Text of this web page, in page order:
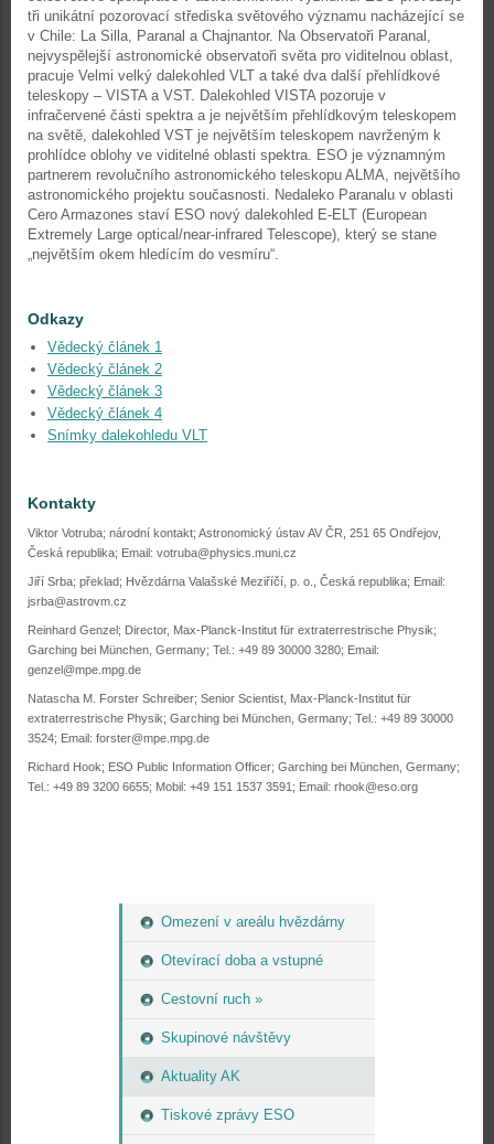
Omezení v areálu hvězdárny
Otevírací doba a vstupné
Cestovní ruch »
Skupinové návštěvy
Aktuality AK
Tiskové zprávy ESO
tři unikátní pozorovací střediska světového významu nacházející se
v Chile: La Silla, Paranal a Chajnantor. Na Observatoři Paranal,
nejvyspělejší astronomické observatoři světa pro viditelnou oblast,
pracuje Velmi velký dalekohled VLT a také dva další přehlídkové
teleskopy – VISTA a VST. Dalekohled VISTA pozoruje v
infračervené části spektra a je největším přehlídkovým teleskopem
na světě, dalekohled VST je největším teleskopem navrženým k
prohlídce oblohy ve viditelné oblasti spektra. ESO je významným
partnerem revolučního astronomického teleskopu ALMA, největšího
astronomického projektu současnosti. Nedaleko Paranalu v oblasti
Cero Armazones staví ESO nový dalekohled E-ELT (European
Extremely Large optical/near-infrared Telescope), který se stane
„největším okem hledícím do vesmíru“.
Odkazy
Vědecký článek 1
Vědecký článek 2
Vědecký článek 3
Vědecký článek 4
Snímky dalekohledu VLT
Kontakty
Viktor Votruba; národní kontakt; Astronomický ústav AV ČR, 251 65 Ondřejov,
Česká republika; Email: votruba@physics.muni.cz
Jiří Srba; překlad; Hvězdárna Valašské Meziříčí, p. o., Česká republika; Email:
jsrba@astrovm.cz
Reinhard Genzel; Director, Max-Planck-Institut für extraterrestrische Physik;
Garching bei München, Germany; Tel.: +49 89 30000 3280; Email:
genzel@mpe.mpg.de
Natascha M. Forster Schreiber; Senior Scientist, Max-Planck-Institut für
extraterrestrische Physik; Garching bei München, Germany; Tel.: +49 89 30000
3524; Email: forster@mpe.mpg.de
Richard Hook; ESO Public Information Officer; Garching bei München, Germany;
Tel.: +49 89 3200 6655; Mobil: +49 151 1537 3591; Email: rhook@eso.org